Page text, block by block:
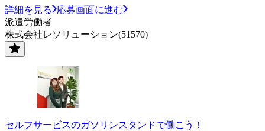
詳細を見る
応募画面に進む
派遣労働者
株式会社レソリューション(51570)
セルフサービスのガソリンスタンドで働こう！